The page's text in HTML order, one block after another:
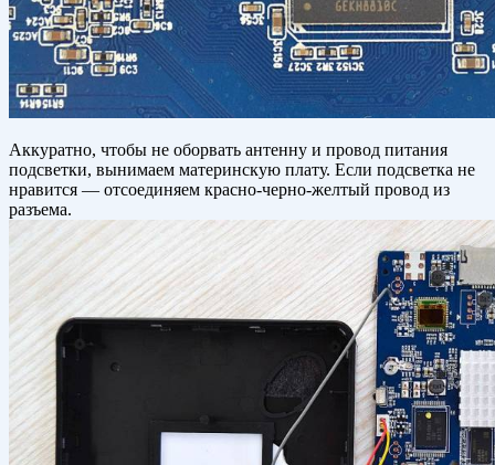
Аккуратно, чтобы не оборвать антенну и провод питания
подсветки, вынимаем материнскую плату. Если подсветка не
нравится — отсоединяем красно-черно-желтый провод из
разъема.